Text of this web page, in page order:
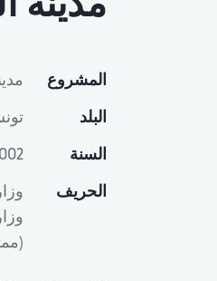
المشروع
البلد
السنة
الحريف